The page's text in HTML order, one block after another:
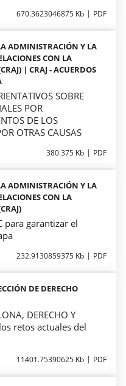
670.3623046875 Kb PDF
ADMINISTRACIÓN Y LA
CON LA
| CRAJ - ACUERDOS
SOBRE
POR
DE LOS
OTRAS CAUSAS
380.375 Kb PDF
ADMINISTRACIÓN Y LA
CON LA
para garantizar el
232.9130859375 Kb PDF
DE DERECHO
DERECHO Y
retos actuales del
11401.75390625 Kb PDF